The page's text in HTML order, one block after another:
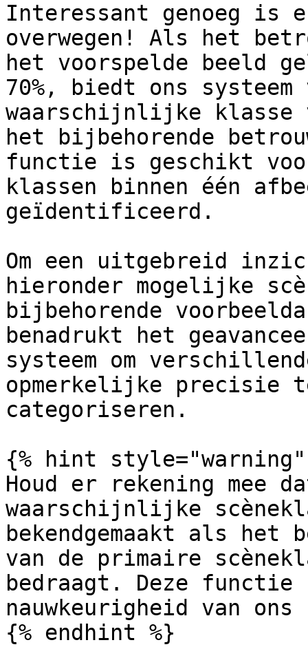
Interessant genoeg is
overwegen! Als het
het voorspelde beeld
70%, biedt ons
waarschijnlijke klasse
het bijbehorende
functie is geschikt
klassen binnen één
geïdentificeerd.
Om een uitgebreid
hieronder mogelijke
bijbehorende
benadrukt het
systeem om
opmerkelijke precisie
categoriseren.
{% hint style="warning"
Houd er rekening mee
waarschijnlijke
bekendgemaakt als het
van de primaire
bedraagt. Deze functie
nauwkeurigheid van
{% endhint %}